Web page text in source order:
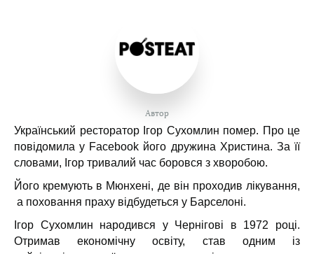
Автор
Український ресторатор Ігор Сухомлин помер. Про це
повідомила у Facebook його дружина Христина. За її
словами, Ігор тривалий час боровся з хворобою.
Його кремують в Мюнхені, де він проходив лікування,
а поховання праху відбудеться у Барселоні.
Ігор Сухомлин народився у Чернігові в 1972 році.
Отримав економічну освіту, став одним із